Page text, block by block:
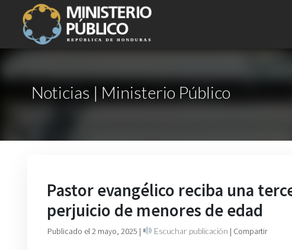
Noticias | Ministerio Público
Pastor evangélico reciba una
perjuicio de menores de edad
Publicado el 2 mayo, 2025 | Escuchar publicación | Compartir